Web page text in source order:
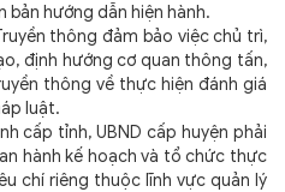
bản hướng dẫn hiện hành.
thông đảm bảo việc chủ trì,
định hướng cơ quan thông tấn,
thông về thực hiện đánh giá
luật.
tỉnh, UBND cấp huyện phải
hành kế hoạch và tổ chức thực
chí riêng thuộc lĩnh vực quản lý